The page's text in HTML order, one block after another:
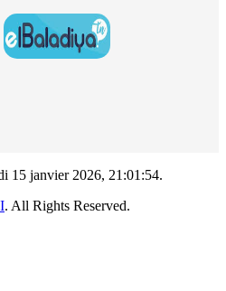
15 janvier 2026, 21:01:54.
. All Rights Reserved.